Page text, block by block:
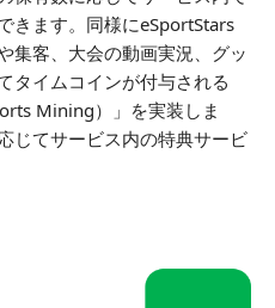
きます。同様にeSportStars
集客、大会の動画実況、グッ
タイムコインが付与される
Mining）」を実装しま
じてサービス内の特典サービ